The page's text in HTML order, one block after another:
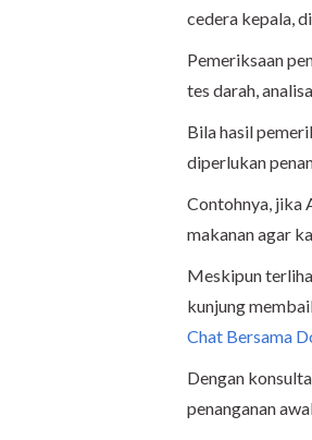
cedera kepala,
Pemeriksaan
tes darah,
Bila hasil
diperlukan
Contohnya, jika
makanan agar
Meskipun
kunjung
Chat Bersama
Dengan
penanganan